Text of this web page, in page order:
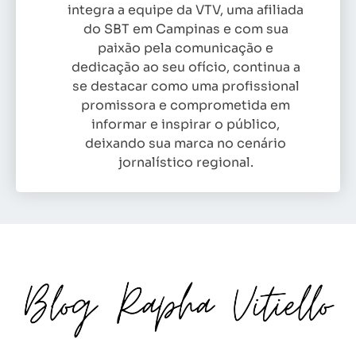
integra a equipe da VTV, uma afiliada
do SBT em Campinas e com sua
paixão pela comunicação e
dedicação ao seu ofício, continua a
se destacar como uma profissional
promissora e comprometida em
informar e inspirar o público,
deixando sua marca no cenário
jornalístico regional.